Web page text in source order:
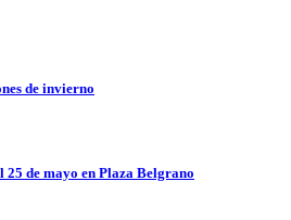
de invierno
de mayo en Plaza Belgrano